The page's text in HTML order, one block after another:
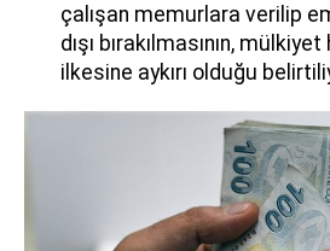
çalışan memurlara verilip
dışı bırakılmasının,
ilkesine aykırı olduğu